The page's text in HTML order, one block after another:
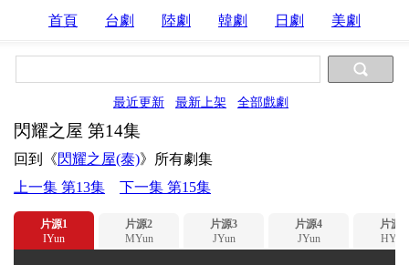
首頁 台劇 陸劇 韓劇 日劇 美劇
最近更新 最新上架 全部戲劇
閃耀之屋 第14集
回到《閃耀之屋(泰)》所有劇集
上一集 第13集
下一集 第15集
片源1
IYun
片源2
MYun
片源3
JYun
片源4
JYun
片源5
HYun